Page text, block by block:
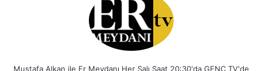
Mustafa Alkan ile Er Meydanı Her Salı Saat 20:30'da GENÇ TV'de